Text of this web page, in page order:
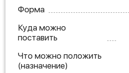
Форма
Куда можно
поставить
Что можно положить
(назначение)